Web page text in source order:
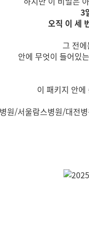
3
오직 이 세
그 전
안에 무엇이 들어있
이 패키지 안
원/서울람스병원/대전